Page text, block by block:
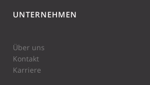
UNTERNEHMEN
Über uns
Kontakt
Karriere